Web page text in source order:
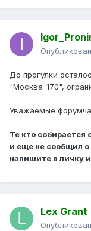
До прогулки
"Москва-170",
Уважаемые
Те кто собирается
и еще не сообщил
напишите в личку
Lex Grant